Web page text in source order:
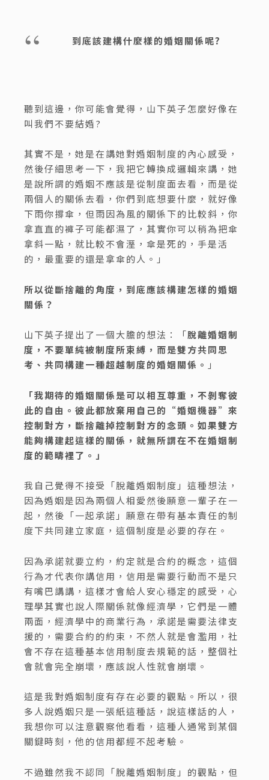
到底該建構什麼樣的婚姻關係呢?
聽到這邊，你可能會覺得，山下英子怎麼好像在
叫我們不要結婚?
其實不是，她是在講她對婚姻制度的內心感受，
然後仔細思考一下，我把它轉換成邏輯來講，她
是說所謂的婚姻不應該是從制度面去看，而是從
兩個人的關係去看，你們到底想要什麼，就好像
下雨你撐傘，但雨因為風的關係下的比較斜，你
拿直直的褲子可能都濕了，其實你可以稍為把傘
拿斜一點，就比較不會溼，傘是死的，手是活
的，最重要的還是拿傘的人。」
所以從斷捨離的角度，到底應該構建怎樣的婚姻
關係？
山下英子提出了一個大膽的想法：「脫離婚姻制
度，不要單純被制度所束縛，而是雙方共同思
考、共同構建一種超越制度的婚姻關係。 」
「我期待的婚姻關係是可以相互尊重，不剝奪彼
此的自由。彼此都放棄用自己的“婚姻機器”來
控制對方，斷捨離掉控制對方的念頭。如果雙方
能夠構建起這樣的關係，就無所謂在不在婚姻制
度的範疇裡了。」
我自己覺得不接受「脫離婚姻制度」這種想法，
因為婚姻是因為兩個人相愛然後願意一輩子在一
起，然後「一起承諾」願意在帶有基本責任的制
度下共同建立家庭，這個制度是必要的存在。
因為承諾就要立約，約定就是合約的概念，這個
行為才代表你講信用，信用是需要行動而不是只
有嘴巴講講，這樣才會給人安心穩定的感受，心
理學其實也說人際關係就像經濟學，它們是一體
兩面，經濟學中的商業行為，承諾是需要法律支
援的，需要合約的約束，不然人就是會濫用，社
會不存在這種基本信用制度去規範的話，整個社
會就會完全崩壞，應該說人性就會崩壞。
這是我對婚姻制度有存在必要的觀點。所以，很
多人說婚姻只是一張紙這種話，說這樣話的人，
我想你可以注意觀察他看看，這種人通常到某個
關鍵時刻，他的信用都經不起考驗。
不過雖然我不認同「脫離婚姻制度」的觀點，但